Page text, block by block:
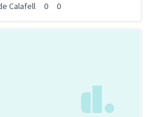
Calafell 0 0